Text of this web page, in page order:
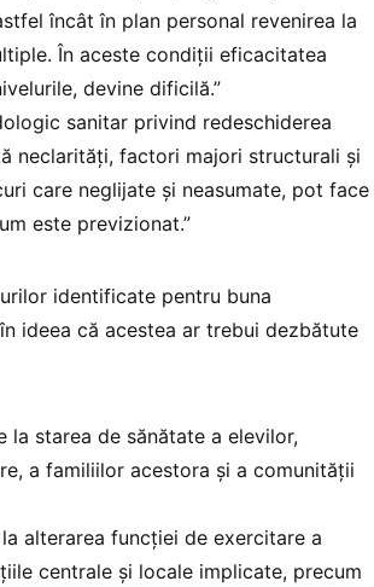
încât în plan personal revenirea la
În aceste condiții eficacitatea
devine dificilă.”
sanitar privind redeschiderea
neclarități, factori majori structurali și
care neglijate și neasumate, pot face
este previzionat.”
identificate pentru buna
ideea că acestea ar trebui dezbătute
la starea de sănătate a elevilor,
a familiilor acestora și a comunității
alterarea funcției de exercitare a
centrale și locale implicate, precum